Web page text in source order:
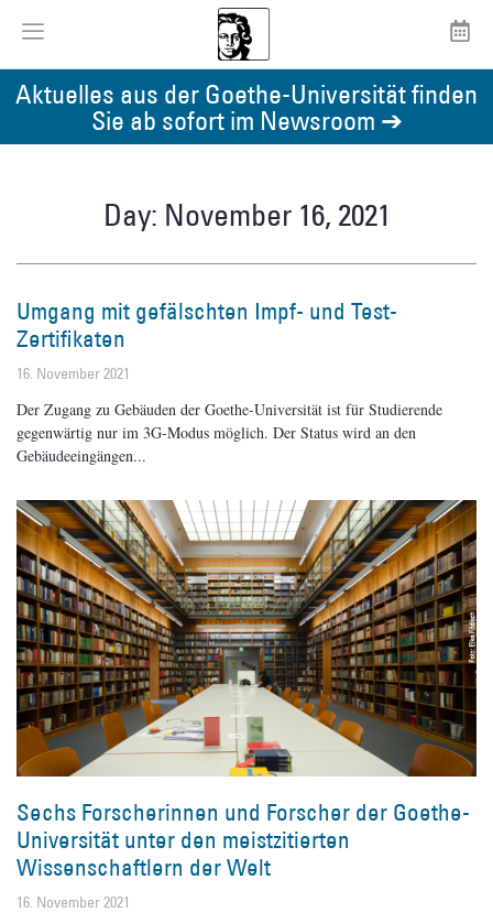
Aktuelles aus der Goethe-Universität finden
Sie ab sofort im Newsroom ➔
Day: November 16, 2021
Umgang mit gefälschten Impf- und Test-
Zertifikaten
16. November 2021
Der Zugang zu Gebäuden der Goethe-Universität ist für Studierende
gegenwärtig nur im 3G-Modus möglich. Der Status wird an den
Gebäudeeingängen
Sechs Forscherinnen und Forscher der Goethe-
Universität unter den meistzitierten
Wissenschaftlern der Welt
16. November 2021